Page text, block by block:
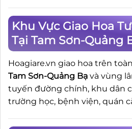
Khu Vực Giao Hoa
Tại Tam Sơn-Quảng
Hoagiare.vn giao hoa trên
Tam Sơn-Quảng Bạ và vùng
tuyến đường chính, khu dân
trường học, bệnh viện, quán